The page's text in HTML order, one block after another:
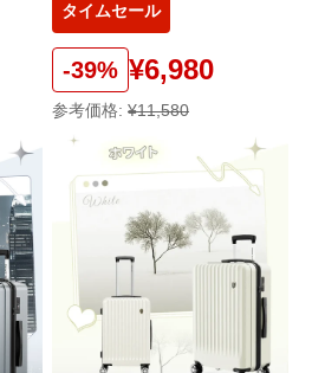
タイムセール
-39% ¥6,980
参考価格: ¥11,580